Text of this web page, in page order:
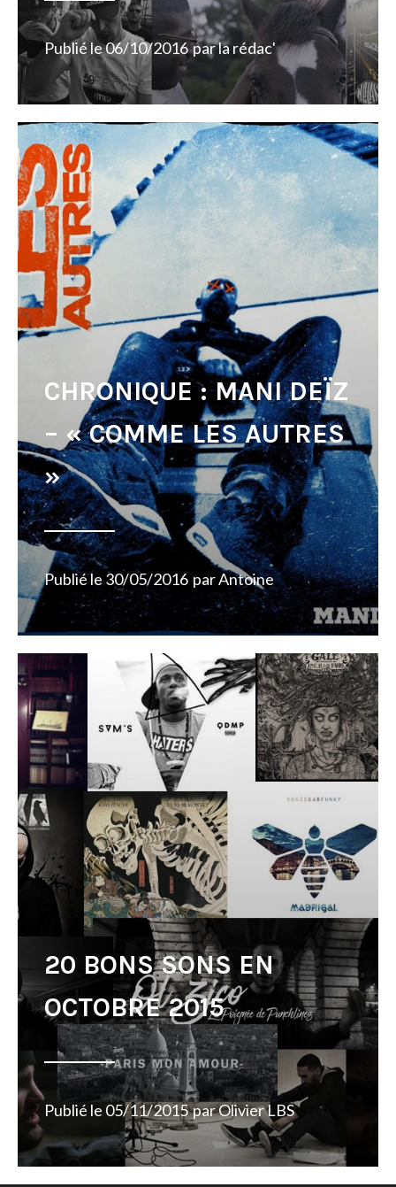
Publié le06/10/2016 parla rédac'
CHRONIQUE : MANI DEÏZ
– « COMME LES AUTRES
»
Publié le30/05/2016 parAntoine
20 BONS SONS EN
OCTOBRE 2015
Publié le 05/11/2015 parOlivier LBS